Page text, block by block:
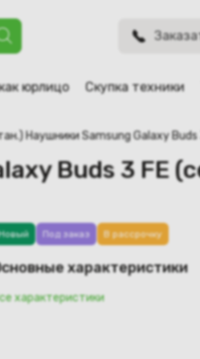
юрлицо Скупка техники
Наушники Samsung Galaxy
Buds 3 FE
Под заказ В рассрочку
характеристики
характеристики